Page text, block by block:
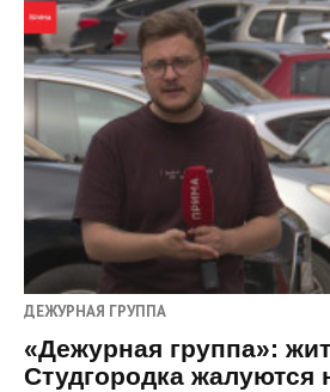
ДЕЖУРНАЯ ГРУППА
«Дежурная группа»:
Студгородка жалуются